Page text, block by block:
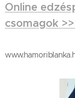
Online
csomagok